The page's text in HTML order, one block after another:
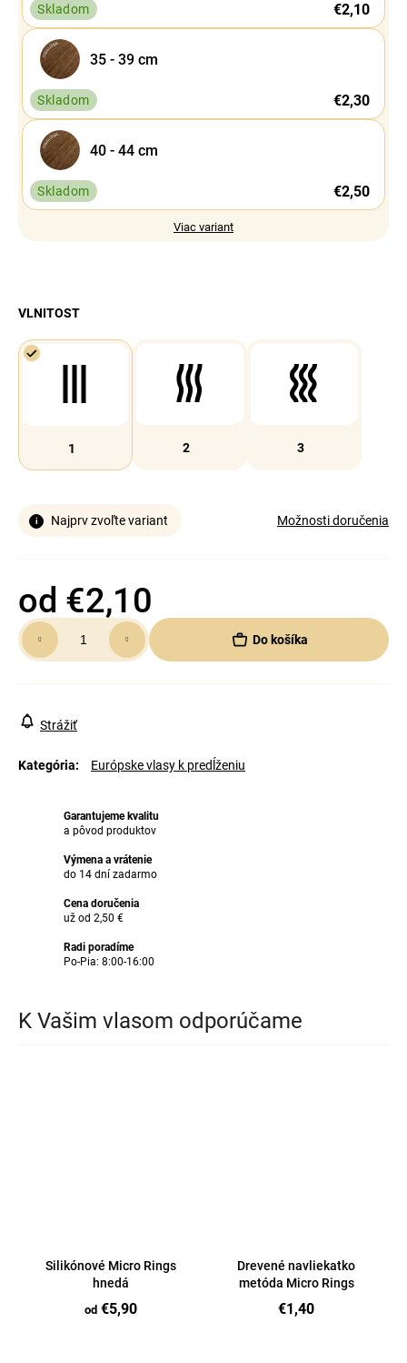
Skladom €2,10
35 - 39 cm
Skladom €2,30
40 - 44 cm
Skladom €2,50
Viac variant
VLNITOST
1 2 3
Najprv zvoľte variant Možnosti doručenia
od €2,10
Jednotková
cena:
Do košíka
Kategória: Európske vlasy k predĺženiu
Strážiť
Garantujeme kvalitu
a pôvod produktov
Výmena a vrátenie
do 14 dní zadarmo
Cena doručenia
už od 2,50 €
Radi poradíme
Po-Pia: 8:00-16:00
K Vašim vlasom odporúčame
Silikónové Micro Rings
hnedá
od €5,90
Drevené navliekatko
metóda Micro Rings
€1,40